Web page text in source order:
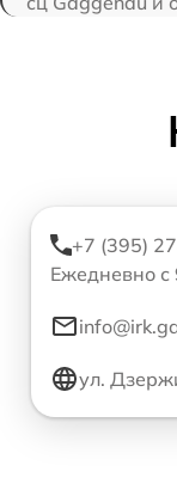
+7 (395)
Ежедневно с
ул.